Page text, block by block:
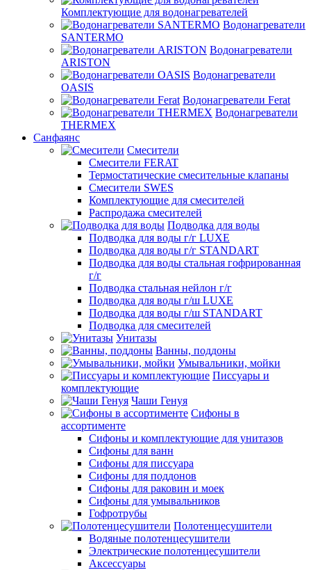
Комплектующие для водонагревателей
Водонагреватели
SANTERMO
Водонагреватели
ARISTON
Водонагреватели
OASIS
Водонагреватели Ferat
Водонагреватели
THERMEX
Санфаянс
Смесители
Смесители FERAT
Термостатические смесительные клапаны
Смесители SWES
Комплектующие для смесителей
Распродажа смесителей
Подводка для воды
Подводка для воды г/г LUXE
Подводка для воды г/г STANDART
Подводка для воды стальная гофрированная
г/г
Подводка стальная нейлон г/г
Подводка для воды г/ш LUXE
Подводка для воды г/ш STANDART
Подводка для смесителей
Унитазы
Ванны, поддоны
Умывальники, мойки
Писсуары и
комплектующие
Чаши Генуя
Сифоны в
ассортименте
Сифоны и комплектующие для унитазов
Сифоны для ванн
Сифоны для писсуара
Сифоны для поддонов
Сифоны для раковин и моек
Сифоны для умывальников
Гофротрубы
Полотенцесушители
Водяные полотенцесушители
Электрические полотенцесушители
Аксессуары